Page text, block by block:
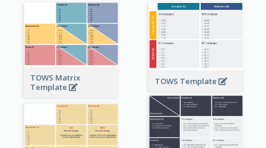
TOWS Matrix
Template
TOWS Template